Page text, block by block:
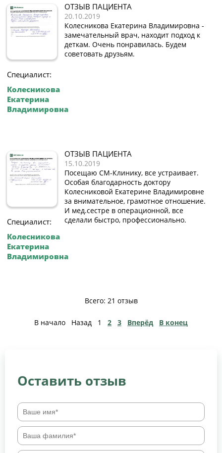
Специалист:
Колесникова
Екатерина
Владимировна
ОТЗЫВ ПАЦИЕНТА
20.10.2019
Колесникова Екатерина Владимировна -
замечательный врач, находит подход к
деткам. Очень понравилась. Будем
советовать друзьям.
Специалист:
Колесникова
Екатерина
Владимировна
ОТЗЫВ ПАЦИЕНТА
15.10.2019
Посещаю СМ-Клинику, все устраивает.
Особая благодарность доктору
Колесниковой Екатерине Владимировне
за внимательное, грамотное отношение.
И мед.сестре в операционной, все
сделали быстро, профессионально.
Всего: 21 отзыв
В начало Назад 1 2 3 Вперёд В конец
Оставить отзыв